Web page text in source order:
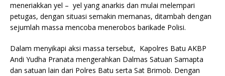
meneriakkan yel – yel yang anarkis dan mulai melempari
petugas, dengan situasi semakin memanas, ditambah dengan
sejumlah massa mencoba menerobos barikade Polisi.
Dalam menyikapi aksi massa tersebut, Kapolres Batu AKBP
Andi Yudha Pranata mengerahkan Dalmas Satuan Samapta
dan satuan lain dari Polres Batu serta Sat Brimob. Dengan